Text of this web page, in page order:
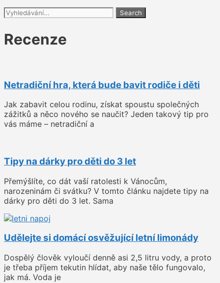
Search
Recenze
Netradiční hra, která bude bavit rodiče i děti
Jak zabavit celou rodinu, získat spoustu společných
zážitků a něco nového se naučit? Jeden takový tip pro
vás máme – netradiční a
Tipy na dárky pro děti do 3 let
Přemýšlíte, co dát vaší ratolesti k Vánocům,
narozeninám či svátku? V tomto článku najdete tipy na
dárky pro děti do 3 let. Sama
Udělejte si domácí osvěžující letní limonády
Dospělý člověk vyloučí denně asi 2,5 litru vody, a proto
je třeba příjem tekutin hlídat, aby naše tělo fungovalo,
jak má. Voda je